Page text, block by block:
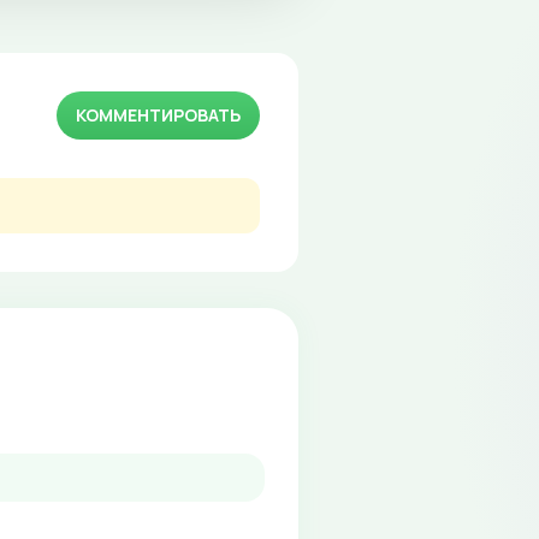
КОММЕНТИРОВАТЬ